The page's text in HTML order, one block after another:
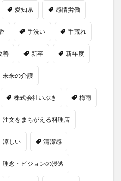
愛知県 感情労働
手洗い 手荒れ
善 新卒 新年度
未来の介護
株式会社いぶき 梅雨
注文をまちがえる料理店
涼しい 清潔感
理念・ビジョンの浸透